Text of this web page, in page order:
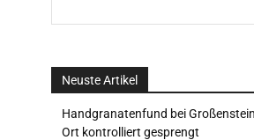
Neuste Artikel
Handgranatenfund bei
Ort kontrolliert gesprengt